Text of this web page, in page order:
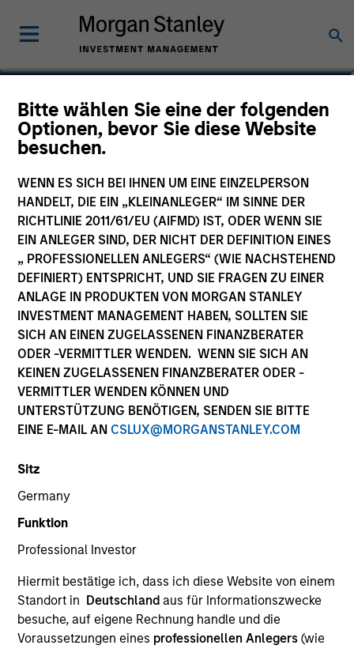
Bitte wählen Sie eine der folgenden
Optionen, bevor Sie diese Website
besuchen.
WENN ES SICH BEI IHNEN UM EINE EINZELPERSON
HANDELT, DIE EIN „KLEINANLEGER“ IM SINNE DER
RICHTLINIE 2011/61/EU (AIFMD) IST, ODER WENN SIE
EIN ANLEGER SIND, DER NICHT DER DEFINITION EINES
„ PROFESSIONELLEN ANLEGERS“ (WIE NACHSTEHEND
DEFINIERT) ENTSPRICHT, UND SIE FRAGEN ZU EINER
ANLAGE IN PRODUKTEN VON MORGAN STANLEY
INVESTMENT MANAGEMENT HABEN, SOLLTEN SIE
SICH AN EINEN ZUGELASSENEN FINANZBERATER
ODER -VERMITTLER WENDEN. WENN SIE SICH AN
KEINEN ZUGELASSENEN FINANZBERATER ODER -
VERMITTLER WENDEN KÖNNEN UND
UNTERSTÜTZUNG BENÖTIGEN, SENDEN SIE BITTE
EINE E-MAIL AN CSLUX@MORGANSTANLEY.COM
Sitz
Germany
Funktion
Professional Investor
Hiermit bestätige ich, dass ich diese Website von einem
Standort in Deutschland aus für Informationszwecke
besuche, auf eigene Rechnung handle und die
Voraussetzungen eines professionellen Anlegers(wie
Jim Caron
Chief Investment Officer
34 Years
TEAM
Portfolio Solutions Group